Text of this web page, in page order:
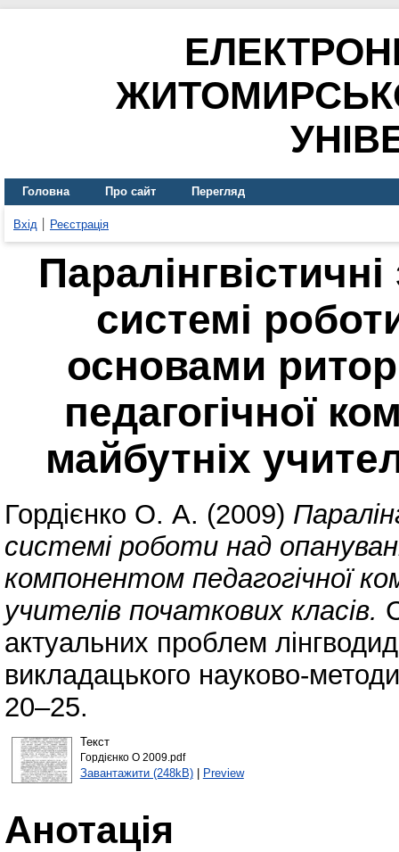
Головна Про сайт Перегляд
Вхід Реєстрація
системі
основами
педагогічної
майбутніх
Гордієнко О. А. (2009)
системі роботи над
компонентом педагогічної
учителів початкових класів.
актуальних проблем
викладацького науково-
20–25.
Текст
Гордієнко О 2009.pdf
Завантажити (248kB)| Preview
Анотація